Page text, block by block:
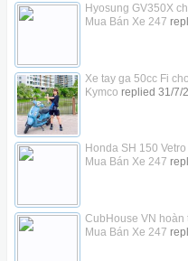
Hyosung GV350X
Mua Bán Xe 247
Xe tay ga 50cc Fi
Kymco replied 31/7/
Honda SH 150
Mua Bán Xe 247
CubHouse VN hoàn
Mua Bán Xe 247